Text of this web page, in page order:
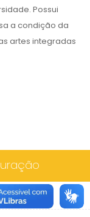
Possui
a condição da
artes integradas